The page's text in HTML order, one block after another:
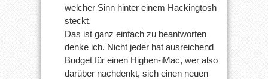
welcher Sinn hinter einem Hackingtosh
steckt.
Das ist ganz einfach zu beantworten
denke ich. Nicht jeder hat ausreichend
Budget für einen Highen-iMac, wer also
darüber nachdenkt, sich einen neuen